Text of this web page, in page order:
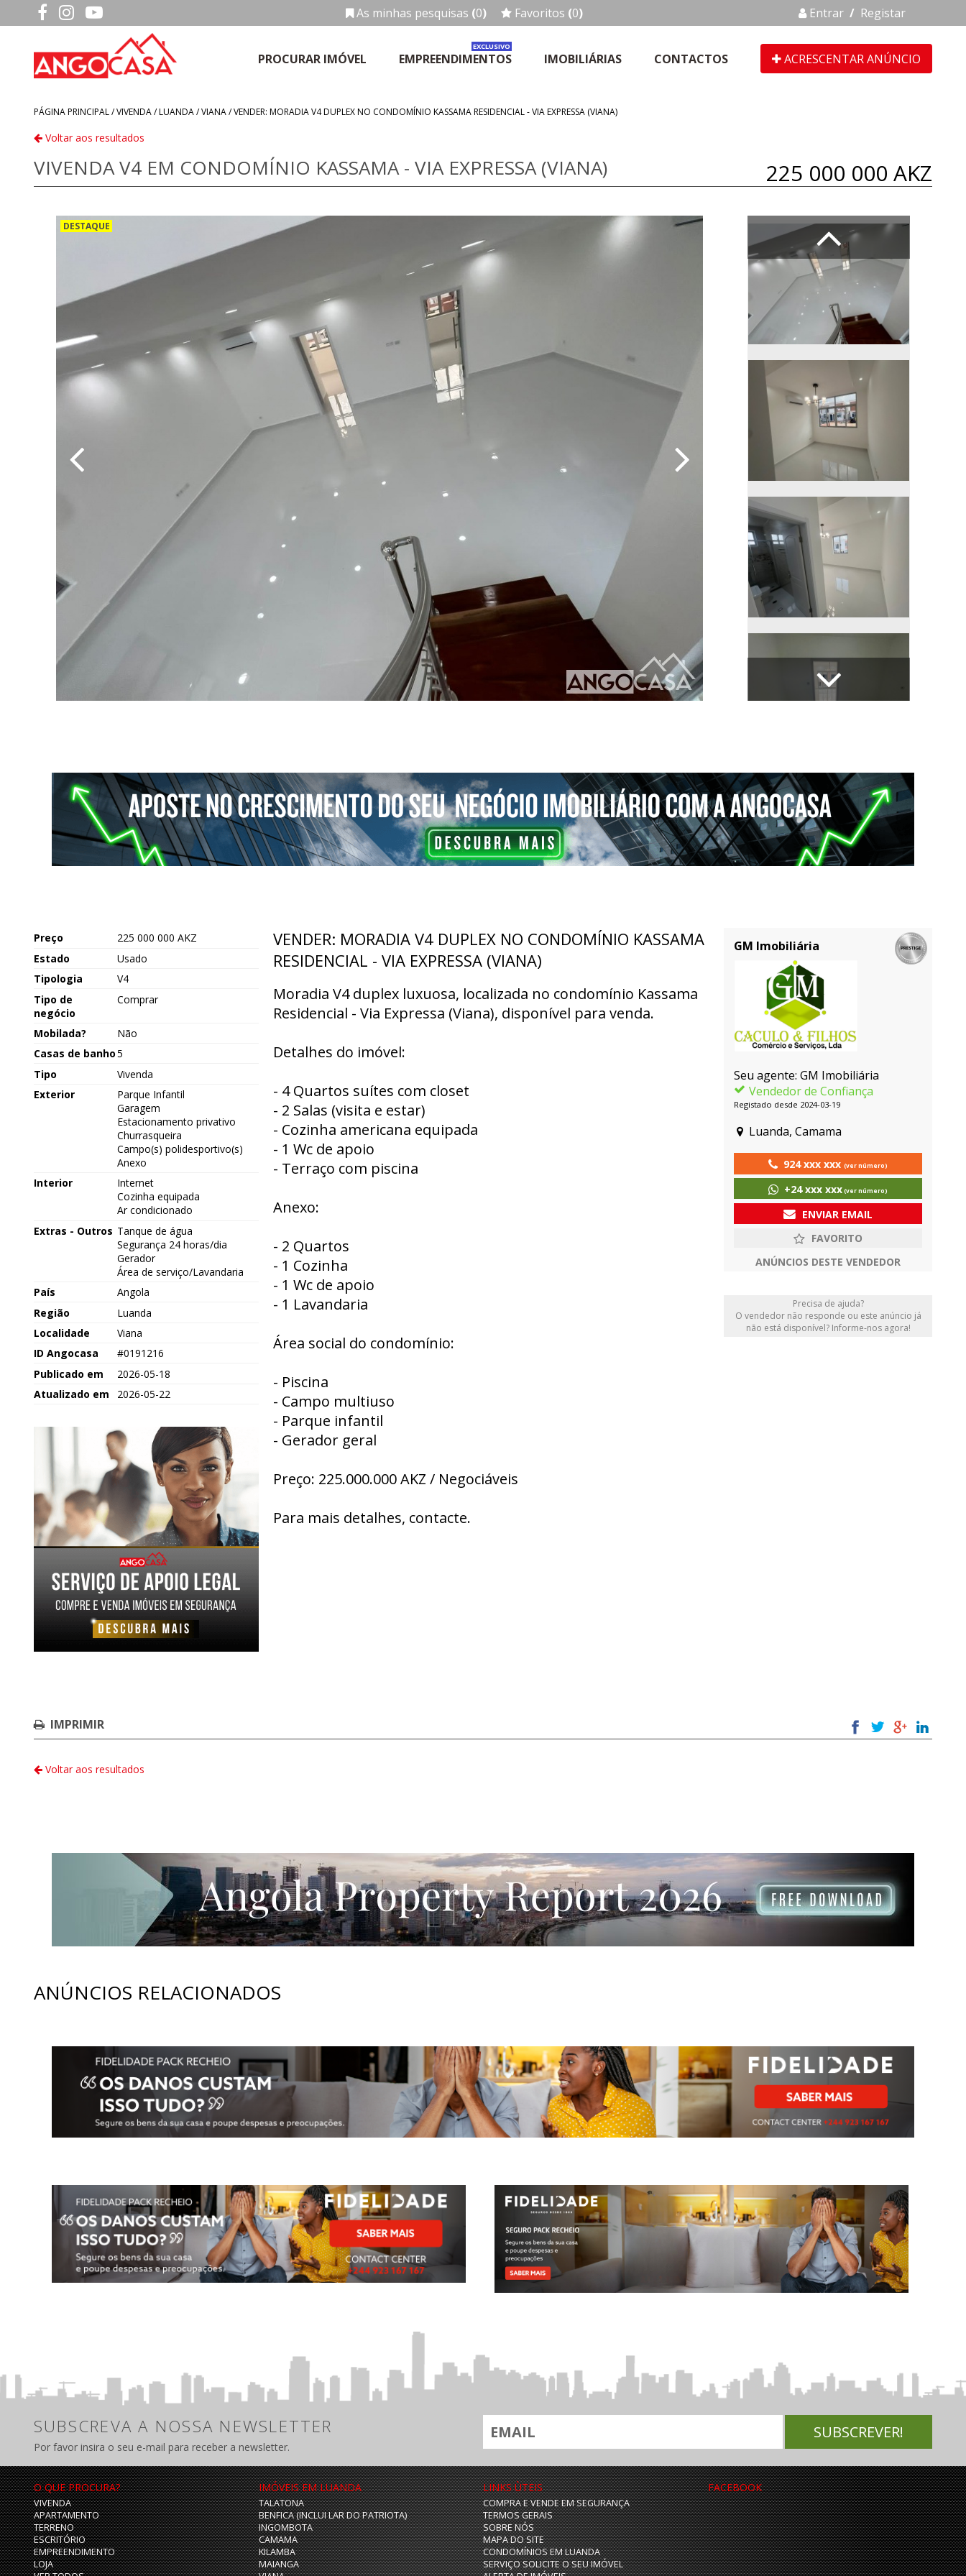
As minhas pesquisas (0) Favoritos (0) Entrar / Registar
PROCURAR IMÓVEL EMPREENDIMENTOS
EXCLUSIVO
IMOBILIÁRIAS CONTACTOS ACRESCENTAR ANÚNCIO
PÁGINA PRINCIPAL /VIVENDA/LUANDA/VIANA/VENDER: MORADIA V4 DUPLEX NO CONDOMÍNIO KASSAMA RESIDENCIAL - VIA EXPRESSA (VIANA)
Voltar aos resultados
225 000 000 AKZ
VIVENDA V4 EM CONDOMÍNIO KASSAMA - VIA EXPRESSA (VIANA)
Preço
225 000 000 AKZ
Estado
Usado
Tipologia
V4
Tipo de
negócio
Comprar
Mobilada?
Não
Casas de banho5
Tipo
Vivenda
Exterior
Parque Infantil
Garagem
Estacionamento privativo
Churrasqueira
Campo(s) polidesportivo(s)
Anexo
Interior
Internet
Cozinha equipada
Ar condicionado
Extras - Outros Tanque de água
Segurança 24 horas/dia
Gerador
Área de serviço/Lavandaria
País
Angola
Região
Luanda
Localidade
Viana
ID Angocasa
#0191216
Publicado em
2026-05-18
Atualizado em
2026-05-22
VENDER: MORADIA V4 DUPLEX NO CONDOMÍNIO KASSAMA
RESIDENCIAL - VIA EXPRESSA (VIANA)
Moradia V4 duplex luxuosa, localizada no condomínio Kassama
Residencial - Via Expressa (Viana), disponível para venda.
Detalhes do imóvel:
- 4 Quartos suítes com closet
- 2 Salas (visita e estar)
- Cozinha americana equipada
- 1 Wc de apoio
- Terraço com piscina
Anexo:
- 2 Quartos
- 1 Cozinha
- 1 Wc de apoio
- 1 Lavandaria
Área social do condomínio:
- Piscina
- Campo multiuso
- Parque infantil
- Gerador geral
Preço: 225.000.000 AKZ / Negociáveis
Para mais detalhes, contacte.
GM Imobiliária
Seu agente: GM Imobiliária
Vendedor de Confiança
Registado desde 2024-03-19
Luanda, Camama
924 xxx xxx(ver número)
+24 xxx xxx(ver número)
ENVIAR EMAIL
ANÚNCIOS DESTE VENDEDOR
Precisa de ajuda?
O vendedor não responde ou este anúncio já
não está disponível? Informe-nos agora!
IMPRIMIR
Voltar aos resultados
ANÚNCIOS RELACIONADOS
SUBSCREVA A NOSSA NEWSLETTER
Por favor insira o seu e-mail para receber a newsletter.
O QUE PROCURA?
VIVENDA
APARTAMENTO
TERRENO
ESCRITÓRIO
EMPREENDIMENTO
LOJA
IMÓVEIS EM LUANDA
TALATONA
BENFICA (INCLUI LAR DO PATRIOTA)
INGOMBOTA
CAMAMA
KILAMBA
MAIANGA
LINKS ÙTEIS
COMPRA E VENDE EM SEGURANÇA
TERMOS GERAIS
SOBRE NÓS
MAPA DO SITE
CONDOMÍNIOS EM LUANDA
SERVIÇO SOLICITE O SEU IMÓVEL
FACEBOOK